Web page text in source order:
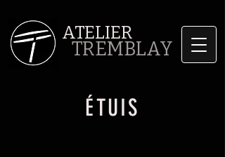
ATELIER
TREMBLAY
ÉTUIS